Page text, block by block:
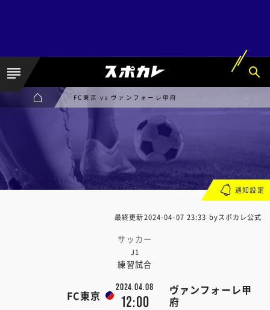
FC東京 vs ヴァンフォーレ甲府
最終更新2024-04-07 23:33 byスポカレ公式
サッカー
J1
練習試合
FC東京
2024.04.08
12:00
ヴァンフォーレ甲
府
通知設定